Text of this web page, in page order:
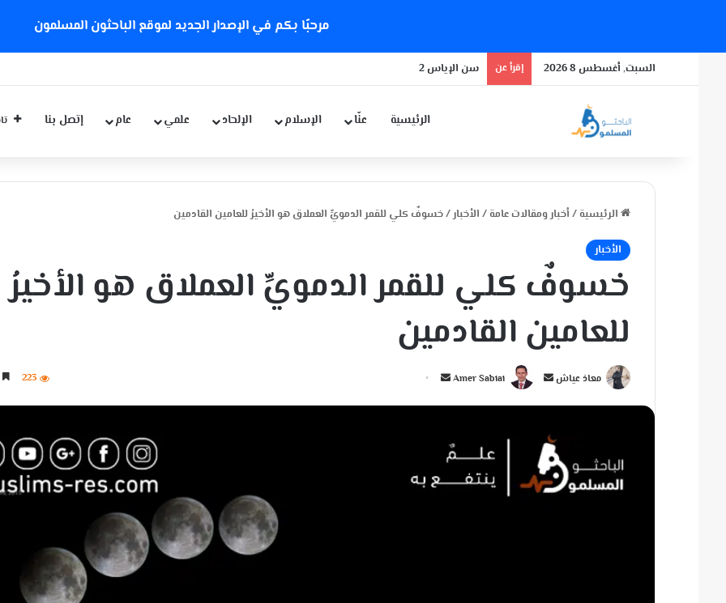
مرحبًا بكم في الإصدار الجديد لموقع الباحثون المسلمون
السبت, أغسطس 8 2026 إقرأ عن سن الإياس 2
الرئيسية عنّا الإسلام الإلحاد علمي عام إتصل بنا
الرئيسية / أخبار ومقالات عامة / الأخبار/خسوفٌ كلي للقمر الدمويِّ العملاق هو الأخيرُ للعامين القادمين
الأخبار
خسوفٌ كلي للقمر الدمويِّ العملاق هو الأخيرُ
للعامين القادمين
معاذ عياش
أ
ب
ر
ي
Amer Sabiai
أ
ر
223 5 دقائق